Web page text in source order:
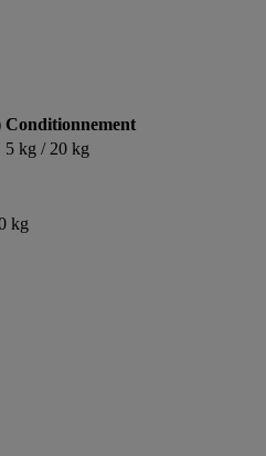
Conditionnement
5 kg / 20 kg
kg